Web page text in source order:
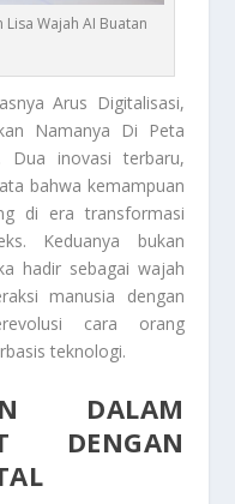
Wajah AI Buatan
Arus Digitalisasi,
Namanya Di Peta
Dua inovasi terbaru,
bahwa kemampuan
di era transformasi
Keduanya bukan
hadir sebagai wajah
manusia dengan
cara orang
teknologi.
DALAM
DENGAN